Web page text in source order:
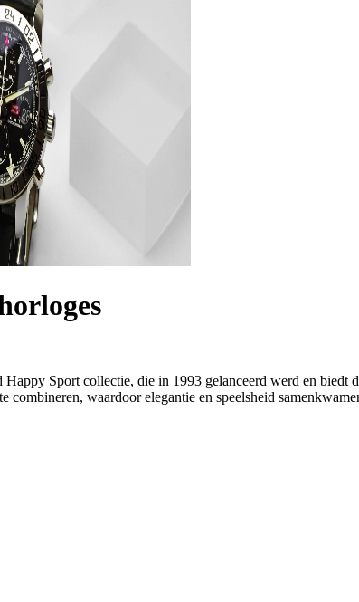
Sport collectie, die in 1993 gelanceerd werd en
combineren, waardoor elegantie en speelsheid